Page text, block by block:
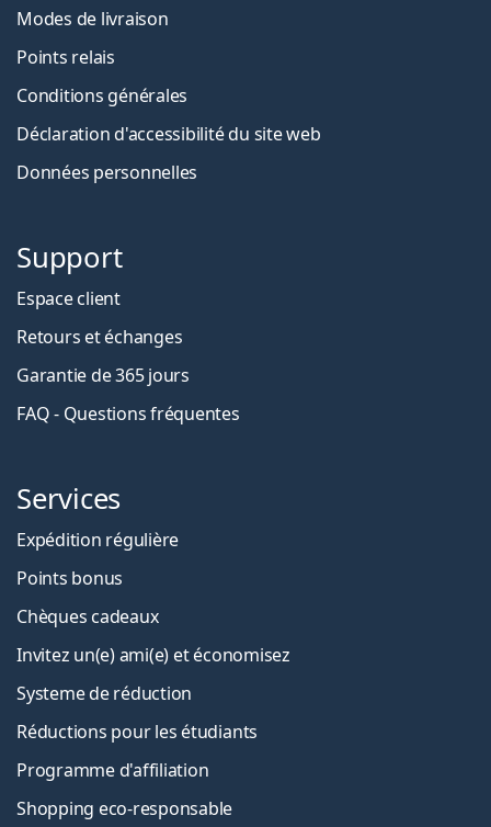
Modes de livraison
Points relais
Conditions générales
Déclaration d'accessibilité du site web
Données personnelles
Support
Espace client
Retours et échanges
Garantie de 365 jours
FAQ - Questions fréquentes
Services
Expédition régulière
Points bonus
Chèques cadeaux
Invitez un(e) ami(e) et économisez
Systeme de réduction
Réductions pour les étudiants
Programme d'affiliation
Shopping eco-responsable